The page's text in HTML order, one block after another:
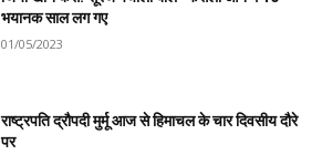
भयानक साल लग गए
01/05/2023
राष्ट्रपति द्रौपदी मुर्मू आज से हिमाचल के चार दिवसीय दौरे
पर